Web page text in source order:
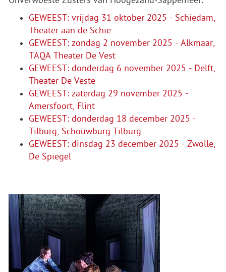
GEWEEST: vrijdag 31 oktober 2025 - Schiedam,
Theater aan de Schie
GEWEEST: zondag 2 november 2025 - Alkmaar,
TAQA Theater De Vest
GEWEEST: donderdag 6 november 2025 - Delft,
Theater De Veste
GEWEEST: zaterdag 29 november 2025 -
Amersfoort, Flint
GEWEEST: donderdag 18 december 2025 -
Tilburg, Schouwburg Tilburg
GEWEEST: dinsdag 23 december 2025 - Zwolle,
De Spiegel